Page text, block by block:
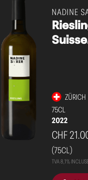
NADINE
ZÜRICH
75CL
2022
CHF
(75CL)